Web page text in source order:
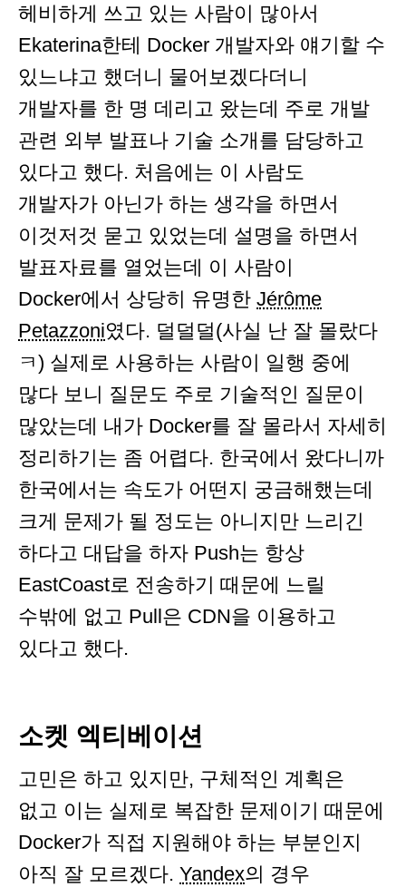
헤비하게 쓰고 있는 사람이 많아서
Ekaterina한테 Docker 개발자와 얘기할 수
있느냐고 했더니 물어보겠다더니
개발자를 한 명 데리고 왔는데 주로 개발
관련 외부 발표나 기술 소개를 담당하고
있다고 했다. 처음에는 이 사람도
개발자가 아닌가 하는 생각을 하면서
이것저것 묻고 있었는데 설명을 하면서
발표자료를 열었는데 이 사람이
Docker에서 상당히 유명한 Jérôme
Petazzoni였다. 덜덜덜(사실 난 잘 몰랐다
ㅋ) 실제로 사용하는 사람이 일행 중에
많다 보니 질문도 주로 기술적인 질문이
많았는데 내가 Docker를 잘 몰라서 자세히
정리하기는 좀 어렵다. 한국에서 왔다니까
한국에서는 속도가 어떤지 궁금해했는데
크게 문제가 될 정도는 아니지만 느리긴
하다고 대답을 하자 Push는 항상
EastCoast로 전송하기 때문에 느릴
수밖에 없고 Pull은 CDN을 이용하고
있다고 했다.
소켓 엑티베이션
고민은 하고 있지만, 구체적인 계획은
없고 이는 실제로 복잡한 문제이기 때문에
Docker가 직접 지원해야 하는 부분인지
아직 잘 모르겠다. Yandex의 경우